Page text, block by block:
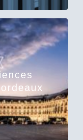
en analyse